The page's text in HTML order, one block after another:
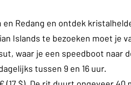
Redang en ontdek
Islands te bezoeken moet je
waar je een speedboot naar
tussen 9 en 16 uur.